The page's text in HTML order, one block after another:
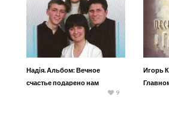
Надiя. Альбом: Вечное
счастье подарено нам
9
Игорь